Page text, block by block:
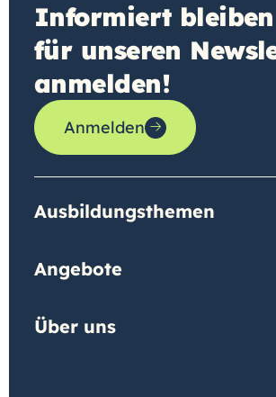
Informiert
für unseren
anmelden!
Anmelden
Ausbildungsthemen
Angebote
Über uns